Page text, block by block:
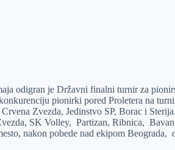
odigran je Državni finalni turnir za
pionirki pored Proletera na
Zvezda, Jedinstvo SP, Borac i
SK Volley, Partizan, Ribnica,
nakon pobede nad ekipom Beograda,